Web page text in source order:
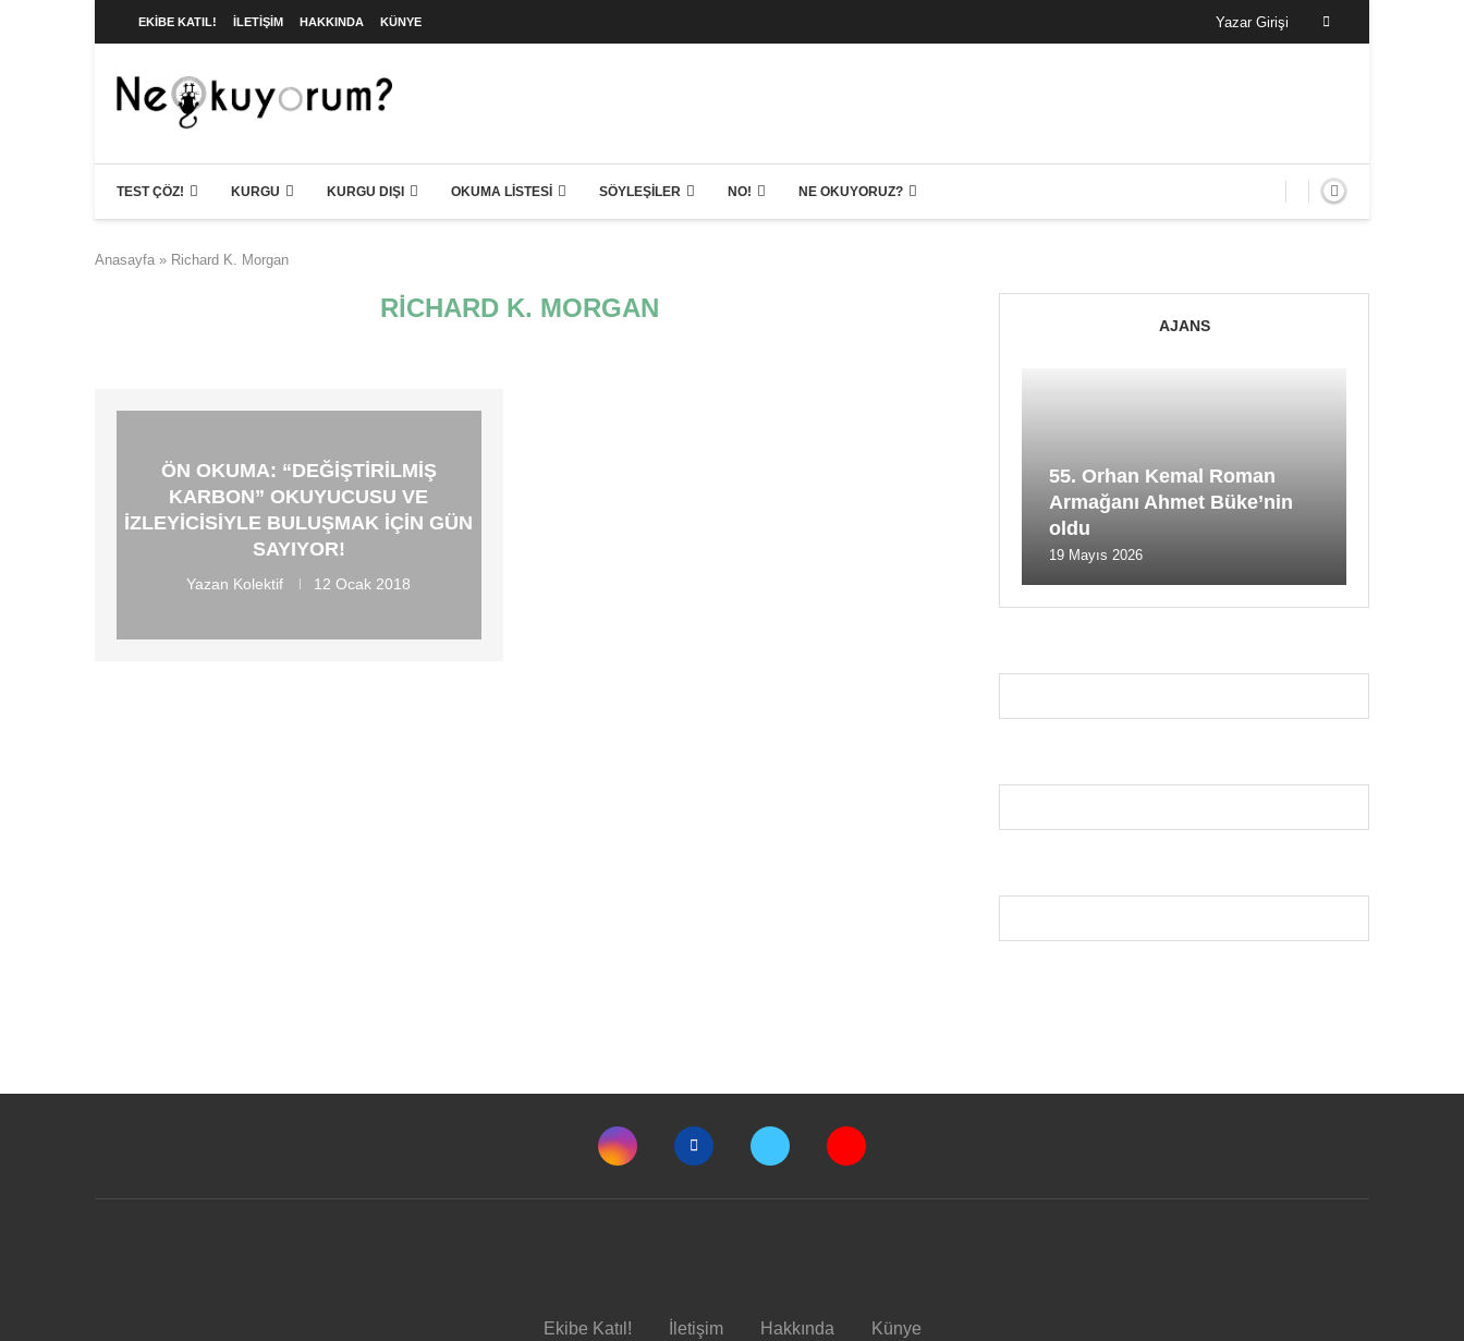
EKIBE KATIL! İLETIŞIM HAKKINDA KÜNYE Yazar Girişi
TEST ÇÖZ! KURGU KURGU DIŞI OKUMA LISTESI SÖYLEŞILER NO! NE OKUYORUZ?
Anasayfa » Richard K. Morgan
RICHARD K. MORGAN
ÖN OKUMA: “DEĞIŞTIRILMIŞ
KARBON” OKUYUCUSU VE
IZLEYICISIYLE BULUŞMAK IÇIN GÜN
SAYIYOR!
Yazan Kolektif 12 Ocak 2018
AJANS
55. Orhan Kemal Roman
Armağanı Ahmet Büke’nin
oldu
19 Mayıs 2026
Ekibe Katıl! İletişim Hakkında Künye